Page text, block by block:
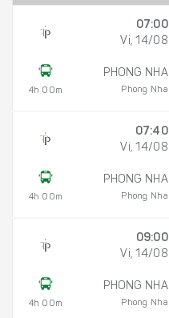
4h 00m
07:00
Vi, 14/08
PHONG NHA
Phong Nha
4h 00m
07:40
Vi, 14/08
PHONG NHA
Phong Nha
4h 00m
09:00
Vi, 14/08
PHONG NHA
Phong Nha